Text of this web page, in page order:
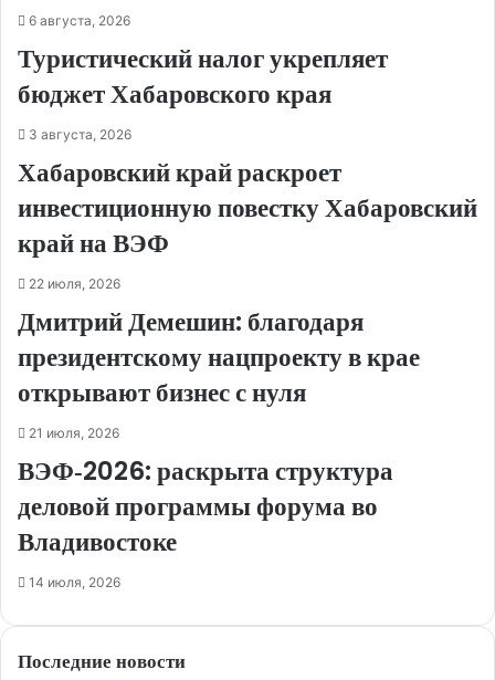
6 августа, 2026
Туристический налог укрепляет
бюджет Хабаровского края
3 августа, 2026
Хабаровский край раскроет
инвестиционную повестку Хабаровский
край на ВЭФ
22 июля, 2026
Дмитрий Демешин: благодаря
президентскому нацпроекту в крае
открывают бизнес с нуля
21 июля, 2026
ВЭФ‑2026: раскрыта структура
деловой программы форума во
Владивостоке
14 июля, 2026
Последние новости